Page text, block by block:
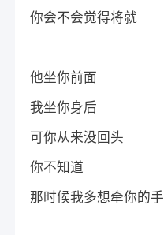
你会不会觉得将就
他坐你前面
我坐你身后
可你从来没回头
你不知道
那时候我多想牵你的手